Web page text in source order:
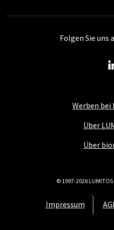
Werben bei
Über
Über
Impressum
Folgen Sie uns
© 1997-2026